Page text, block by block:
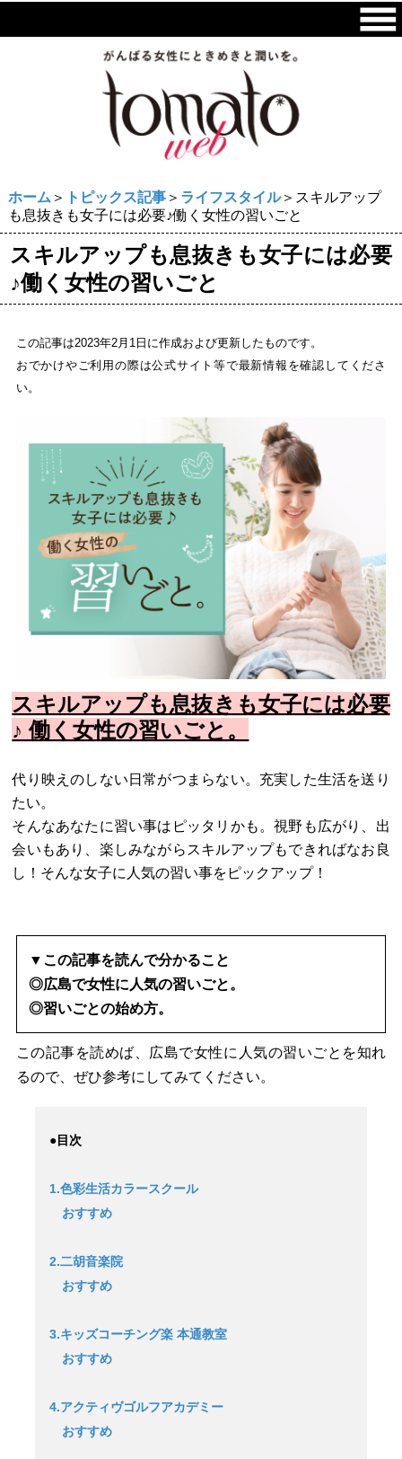
ホーム ＞ トピックス記事＞ ライフスタイル＞スキルアップ
も息抜きも女子には必要♪働く女性の習いごと
スキルアップも息抜きも女子には必要
♪働く女性の習いごと
この記事は2023年2月1日に作成および更新したものです。
おでかけやご利用の際は公式サイト等で最新情報を確認してくださ
い。
スキルアップも息抜きも女子には必要
♪ 働く女性の習いごと。
代り映えのしない日常がつまらない。充実した生活を送り
たい。
そんなあなたに習い事はピッタリかも。視野も広がり、出
会いもあり、楽しみながらスキルアップもできればなお良
し！そんな女子に人気の習い事をピックアップ！
▼この記事を読んで分かること
◎広島で女性に人気の習いごと。
◎習いごとの始め方。
この記事を読めば、広島で女性に人気の習いごとを知れ
るので、ぜひ参考にしてみてください。
●目次
1.色彩生活カラースクール
おすすめ
2.二胡音楽院
おすすめ
3.キッズコーチング楽 本通教室
おすすめ
4.アクティヴゴルフアカデミー
おすすめ